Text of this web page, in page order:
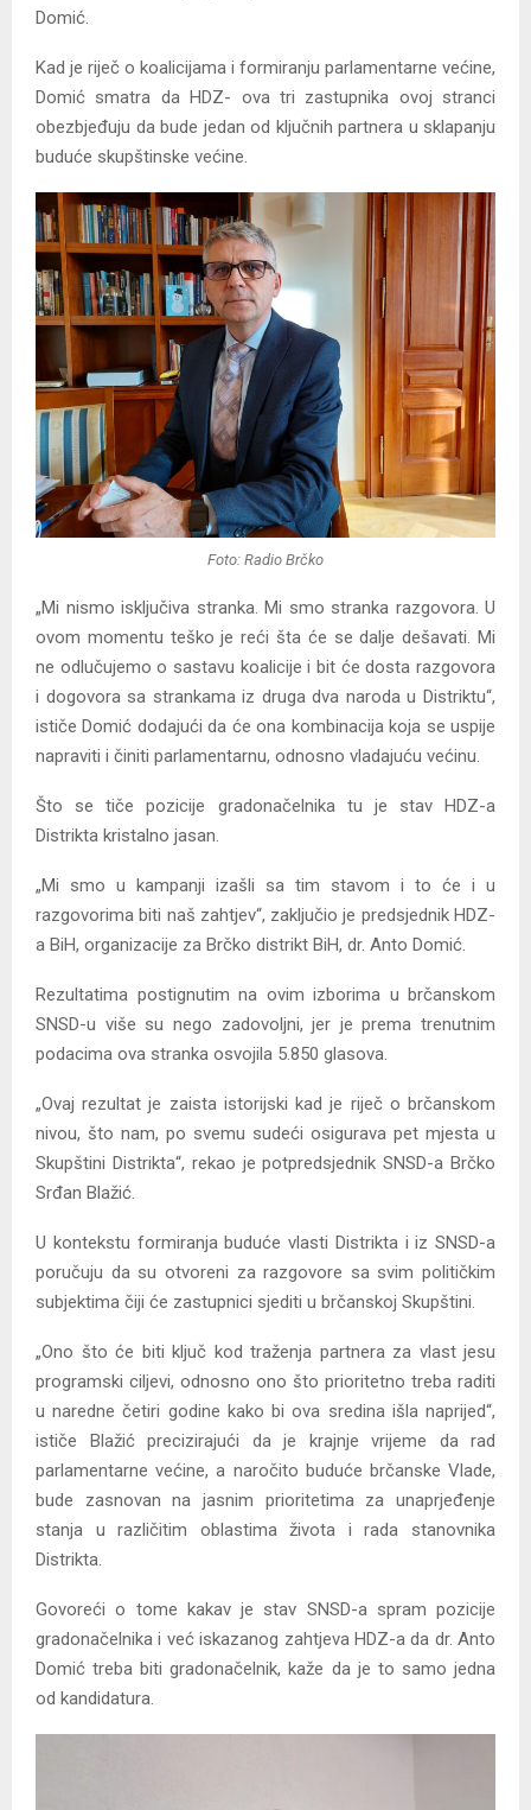
Domić.
Kad je riječ o koalicijama i formiranju parlamentarne većine,
Domić smatra da HDZ- ova tri zastupnika ovoj stranci
obezbjeđuju da bude jedan od ključnih partnera u sklapanju
buduće skupštinske većine.
Foto: Radio Brčko
„Mi nismo isključiva stranka. Mi smo stranka razgovora. U
ovom momentu teško je reći šta će se dalje dešavati. Mi
ne odlučujemo o sastavu koalicije i bit će dosta razgovora
i dogovora sa strankama iz druga dva naroda u Distriktu“,
ističe Domić dodajući da će ona kombinacija koja se uspije
napraviti i činiti parlamentarnu, odnosno vladajuću većinu.
Što se tiče pozicije gradonačelnika tu je stav HDZ-a
Distrikta kristalno jasan.
„Mi smo u kampanji izašli sa tim stavom i to će i u
razgovorima biti naš zahtjev“, zaključio je predsjednik HDZ-
a BiH, organizacije za Brčko distrikt BiH, dr. Anto Domić.
Rezultatima postignutim na ovim izborima u brčanskom
SNSD-u više su nego zadovoljni, jer je prema trenutnim
podacima ova stranka osvojila 5.850 glasova.
„Ovaj rezultat je zaista istorijski kad je riječ o brčanskom
nivou, što nam, po svemu sudeći osigurava pet mjesta u
Skupštini Distrikta“, rekao je potpredsjednik SNSD-a Brčko
Srđan Blažić.
U kontekstu formiranja buduće vlasti Distrikta i iz SNSD-a
poručuju da su otvoreni za razgovore sa svim političkim
subjektima čiji će zastupnici sjediti u brčanskoj Skupštini.
„Ono što će biti ključ kod traženja partnera za vlast jesu
programski ciljevi, odnosno ono što prioritetno treba raditi
u naredne četiri godine kako bi ova sredina išla naprijed“,
ističe Blažić precizirajući da je krajnje vrijeme da rad
parlamentarne većine, a naročito buduće brčanske Vlade,
bude zasnovan na jasnim prioritetima za unaprjeđenje
stanja u različitim oblastima života i rada stanovnika
Distrikta.
Govoreći o tome kakav je stav SNSD-a spram pozicije
gradonačelnika i već iskazanog zahtjeva HDZ-a da dr. Anto
Domić treba biti gradonačelnik, kaže da je to samo jedna
od kandidatura.